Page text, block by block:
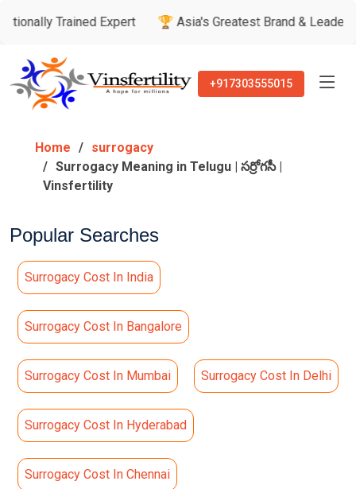
Expert 🏆 Asia's Greatest Brand & Leader Awards 🏅
+917303555015
Home
surrogacy
Surrogacy Meaning in Telugu | సర్రోగసీ |
Vinsfertility
Popular Searches
Surrogacy Cost In India
Surrogacy Cost In Bangalore
Surrogacy Cost In Mumbai Surrogacy Cost In Delhi
Surrogacy Cost In Hyderabad
Surrogacy Cost In Chennai